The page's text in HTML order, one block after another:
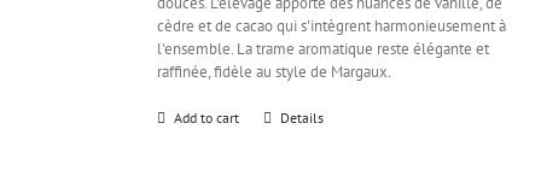
cèdre et de cacao qui s'intègrent harmonieusement à
l'ensemble. La trame aromatique reste élégante et
raffinée, fidèle au style de Margaux.
Add to cart Details